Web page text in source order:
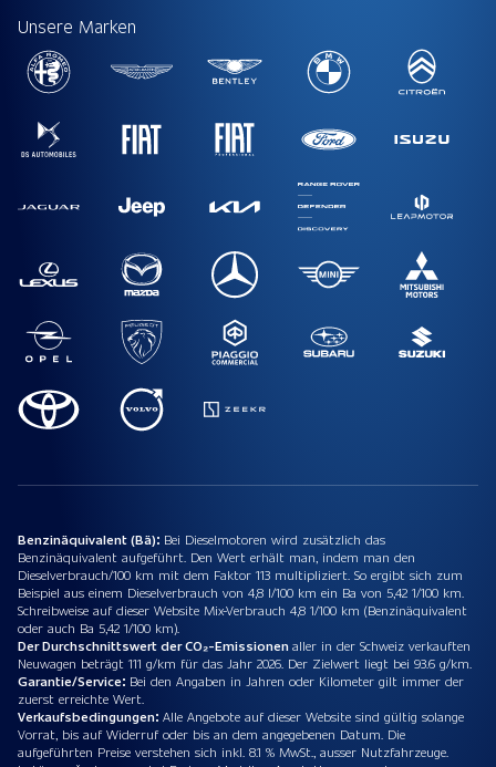
Unsere Marken
Benzinäquivalent (Bä): Bei Dieselmotoren wird zusätzlich das
Benzinäquivalent aufgeführt. Den Wert erhält man, indem man den
Dieselverbrauch/100 km mit dem Faktor 113 multipliziert. So ergibt sich zum
Beispiel aus einem Dieselverbrauch von 4,8 l/100 km ein Ba von 5,42 1/100 km.
Schreibweise auf dieser Website Mix-Verbrauch 4,8 1/100 km (Benzinäquivalent
oder auch Ba 5,42 1/100 km).
Der Durchschnittswert der CO₂-Emissionenaller in der Schweiz verkauften
Neuwagen beträgt 111 g/km für das Jahr 2026. Der Zielwert liegt bei 93.6 g/km.
Garantie/Service: Bei den Angaben in Jahren oder Kilometer gilt immer der
zuerst erreichte Wert.
Verkaufsbedingungen: Alle Angebote auf dieser Website sind gültig solange
Vorrat, bis auf Widerruf oder bis an dem angegebenen Datum. Die
aufgeführten Preise verstehen sich inkl. 8.1 % MwSt., ausser Nutzfahrzeuge.